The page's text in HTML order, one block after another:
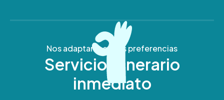
Nos adaptamos a tus preferencias
Servicio funerario
inmediato